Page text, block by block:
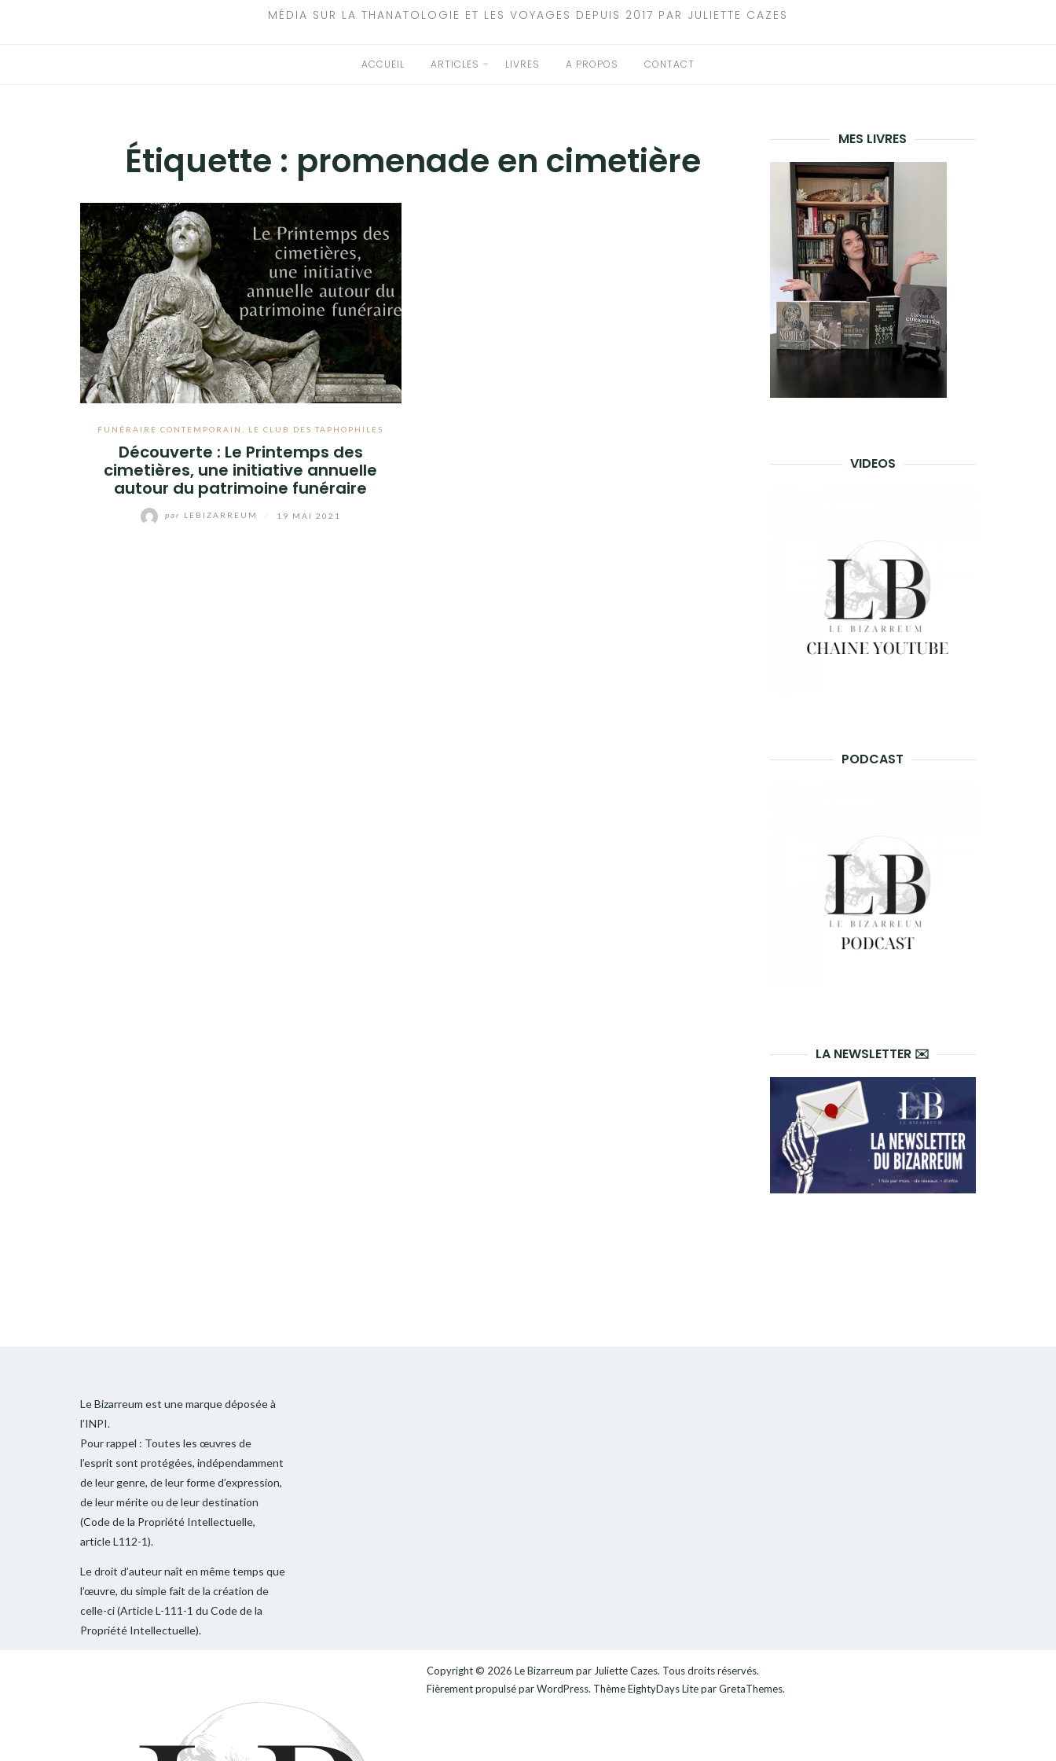
MÉDIA SUR LA THANATOLOGIE ET LES VOYAGES DEPUIS 2017 PAR JULIETTE CAZES
ACCUEIL ARTICLES LIVRES A PROPOS CONTACT
Étiquette : promenade en cimetière
FUNÉRAIRE CONTEMPORAIN LE CLUB DES TAPHOPHILES
Découverte : Le Printemps des
cimetières, une initiative annuelle
autour du patrimoine funéraire
par LEBIZARREUM 19 MAI 2021
MES LIVRES
VIDEOS
PODCAST
LA NEWSLETTER ✉️
Le Bizarreum est une marque déposée à
l’INPI.
Pour rappel : Toutes les œuvres de
l’esprit sont protégées, indépendamment
de leur genre, de leur forme d’expression,
de leur mérite ou de leur destination
(Code de la Propriété Intellectuelle,
article L112-1).
Le droit d’auteur naît en même temps que
l’œuvre, du simple fait de la création de
celle-ci (Article L-111-1 du Code de la
Propriété Intellectuelle).
Copyright © 2026 Le Bizarreum par Juliette Cazes. Tous droits réservés.
Fièrement propulsé parWordPress. ThèmeEightyDays Litepar GretaThemes.